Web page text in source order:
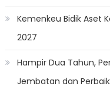
Kemenkeu Bidik Aset
2027
Hampir Dua Tahun,
Jembatan dan